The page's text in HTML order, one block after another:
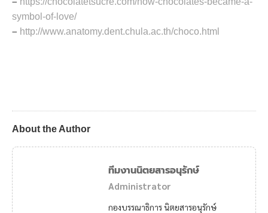
symbol-of-love/
– http://www.anatomy.dent.chula.ac.th/choco.html
About the Author
ทีมงานนิตยสารอนุรักษ์
Administrator
กองบรรณาธิการ นิตยสารอนุรักษ์